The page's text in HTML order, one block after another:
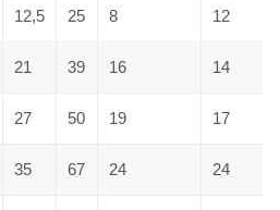
12,5 25 8 12
21 39 16 14
27 50 19 17
35 67 24 24